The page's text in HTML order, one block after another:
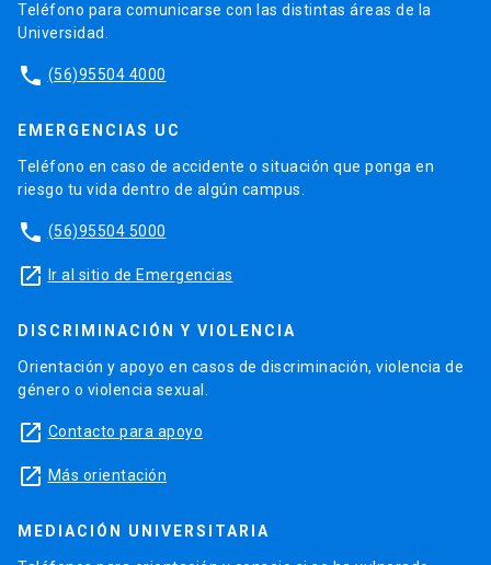
Teléfono para comunicarse con las distintas áreas de la
Universidad.
phone (56)95504 4000
EMERGENCIAS UC
Teléfono en caso de accidente o situación que ponga en
riesgo tu vida dentro de algún campus.
phone (56)95504 5000
launch Ir al sitio de Emergencias
DISCRIMINACIÓN Y VIOLENCIA
Orientación y apoyo en casos de discriminación, violencia de
género o violencia sexual.
launch Contacto para apoyo
launch Más orientación
MEDIACIÓN UNIVERSITARIA